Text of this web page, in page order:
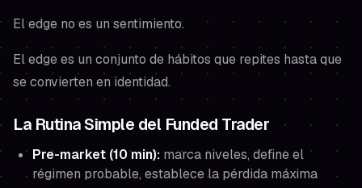
El edge no es un sentimiento.
El edge es un conjunto de hábitos que repites hasta que
se convierten en identidad.
La Rutina Simple del Funded Trader
Pre-market (10 min): marca niveles, define el
régimen probable, establece la pérdida máxima